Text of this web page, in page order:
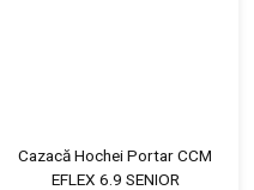
Cazacă Hochei Portar CCM
EFLEX 6.9 SENIOR